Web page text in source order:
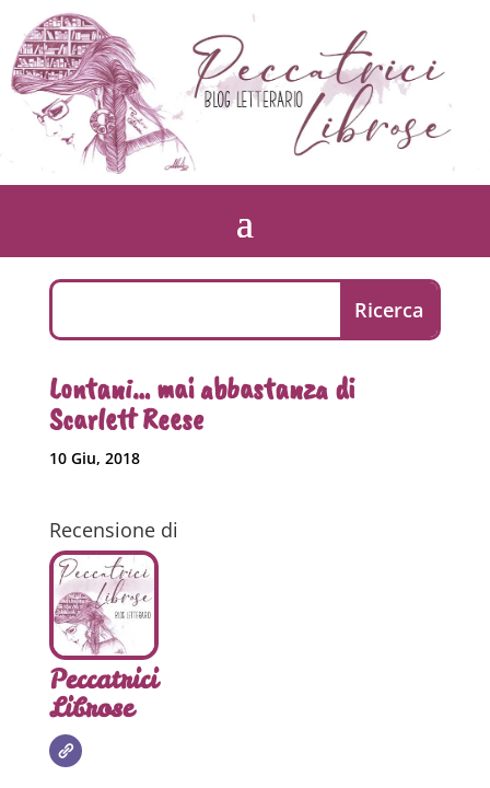
Lontani… mai abbastanza di
Scarlett Reese
10 Giu, 2018
Recensione di
Peccatrici
Librose